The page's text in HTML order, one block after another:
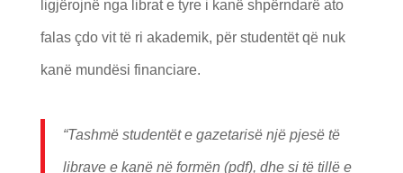
ligjërojnë nga librat e tyre i kanë shpërndarë ato
falas çdo vit të ri akademik, për studentët që nuk
kanë mundësi financiare.
“Tashmë studentët e gazetarisë një pjesë të
librave e kanë në formën (pdf), dhe si të tillë e